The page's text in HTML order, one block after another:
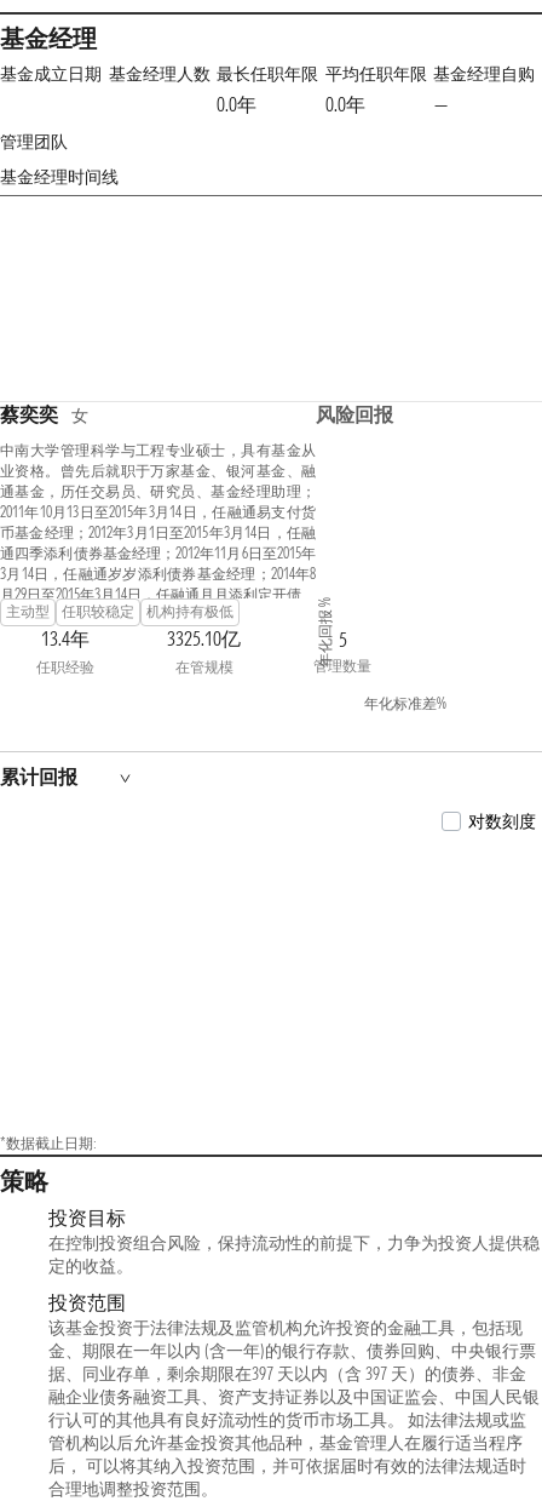
基金经理
基金成立日期 基金经理人数 最长任职年限
0.0年
平均任职年限
0.0年
基金经理自购
—
管理团队
基金经理时间线
蔡奕奕 女
中南大学管理科学与工程专业硕士，具有基金从
业资格。曾先后就职于万家基金、银河基金、融
通基金，历任交易员、研究员、基金经理助理；
2011年10月13日至2015年3月14日，任融通易支付货
币基金经理；2012年3月1日至2015年3月14日，任融
通四季添利债券基金经理；2012年11月6日至2015年
3月14日，任融通岁岁添利债券基金经理；2014年8
月29日至2015年3月14日，任融通月月添利定开债券
基金经理。2015年4月加入南方基金；2016年8月26
日至2019年5月24日，任南方日添益基金经理；2017
年8月24日至2019年10月15日，任南方收益宝基金经
理；2016年8月26日至今，任南方薪金宝、南方理
主动型 任职较稳定 机构持有极低
13.4年
任职经验
3325.10亿
在管规模
5
管理数量
风险回报
年化回报 %
年化标准差%
累计回报
对数刻度
*数据截止日期:
策略
投资目标
在控制投资组合风险，保持流动性的前提下，力争为投资人提供稳
定的收益。
投资范围
该基金投资于法律法规及监管机构允许投资的金融工具，包括现
金、期限在一年以内 (含一年)的银行存款、债券回购、中央银行票
据、同业存单，剩余期限在397 天以内（含 397 天）的债券、非金
融企业债务融资工具、资产支持证券以及中国证监会、中国人民银
行认可的其他具有良好流动性的货币市场工具。 如法律法规或监
管机构以后允许基金投资其他品种，基金管理人在履行适当程序
后， 可以将其纳入投资范围，并可依据届时有效的法律法规适时
合理地调整投资范围。